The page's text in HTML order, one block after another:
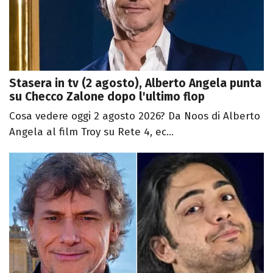
Stasera in tv (2 agosto), Alberto Angela punta
su Checco Zalone dopo l'ultimo flop
Cosa vedere oggi 2 agosto 2026? Da Noos di Alberto
Angela al film Troy su Rete 4, ec...